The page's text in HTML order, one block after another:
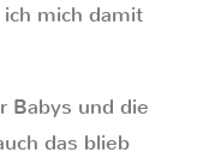
mich damit
Babys und die
das blieb